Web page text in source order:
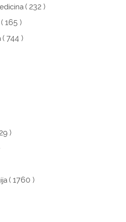
( 232 )
( 165 )
( 744 )
)
( 1760 )